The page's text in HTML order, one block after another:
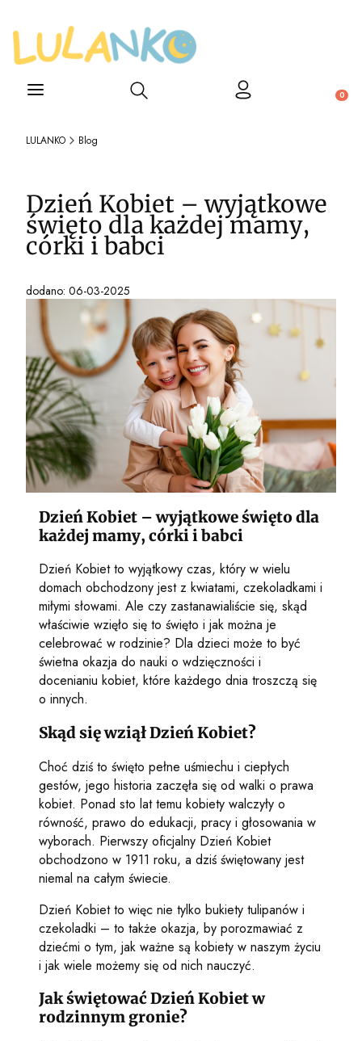
Otwórz wyszukiwarkę
LULANKO Blog
Dzień Kobiet – wyjątkowe
święto dla każdej mamy,
córki i babci
dodano: 06-03-2025
Dzień Kobiet – wyjątkowe święto dla
każdej mamy, córki i babci
Dzień Kobiet to wyjątkowy czas, który w wielu
domach obchodzony jest z kwiatami, czekoladkami i
miłymi słowami. Ale czy zastanawialiście się, skąd
właściwie wzięło się to święto i jak można je
celebrować w rodzinie? Dla dzieci może to być
świetna okazja do nauki o wdzięczności i
docenianiu kobiet, które każdego dnia troszczą się
o innych.
Skąd się wziął Dzień Kobiet?
Choć dziś to święto pełne uśmiechu i ciepłych
gestów, jego historia zaczęła się od walki o prawa
kobiet. Ponad sto lat temu kobiety walczyły o
równość, prawo do edukacji, pracy i głosowania w
wyborach. Pierwszy oficjalny Dzień Kobiet
obchodzono w 1911 roku, a dziś świętowany jest
niemal na całym świecie.
Dzień Kobiet to więc nie tylko bukiety tulipanów i
czekoladki – to także okazja, by porozmawiać z
dziećmi o tym, jak ważne są kobiety w naszym życiu
i jak wiele możemy się od nich nauczyć.
Jak świętować Dzień Kobiet w
rodzinnym gronie?